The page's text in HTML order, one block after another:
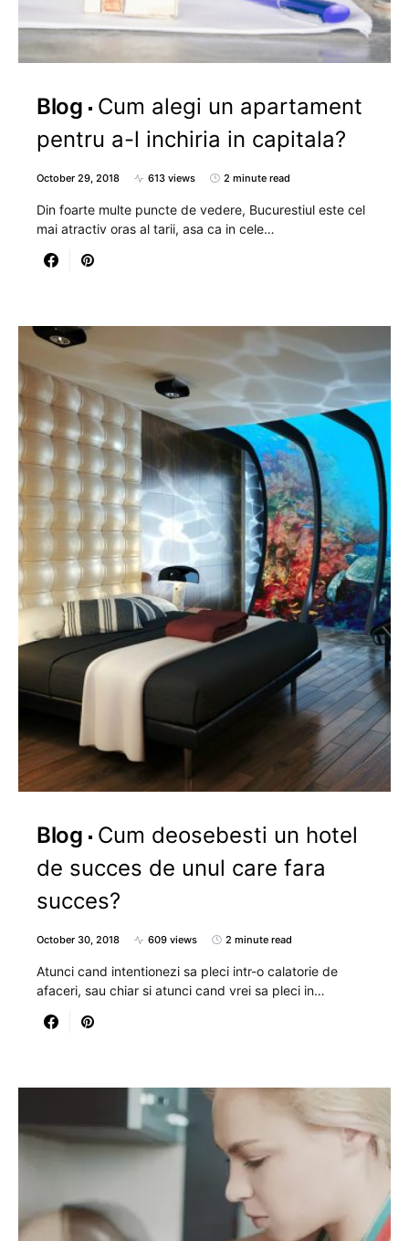
Blog
Cum alegi un apartament
pentru a-l inchiria in capitala?
October 29, 2018 613 views 2 minute read
Din foarte multe puncte de vedere, Bucurestiul este cel
mai atractiv oras al tarii, asa ca in cele…
Blog
Cum deosebesti un hotel
de succes de unul care fara
succes?
October 30, 2018 609 views 2 minute read
Atunci cand intentionezi sa pleci intr-o calatorie de
afaceri, sau chiar si atunci cand vrei sa pleci in…